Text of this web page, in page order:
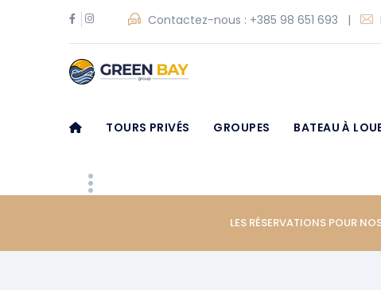
Contactez-nous : +385 98 651 693 |
TOURS PRIVÉS GROUPES BATEAU À
LES RÉSERVATIONS POUR